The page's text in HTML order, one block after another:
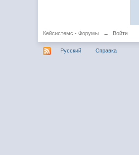
Кейсистемс - Форумы → Войти
Русский Справка